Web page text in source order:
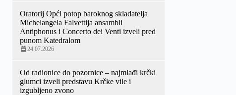
Oratorij Opći potop baroknog skladatelja
Michelangela Falvettija ansambli
Antiphonus i Concerto dei Venti izveli pred
punom Katedralom
24.07.2026
Od radionice do pozornice – najmlađi krčki
glumci izveli predstavu Krčke vile i
izgubljeno zvono